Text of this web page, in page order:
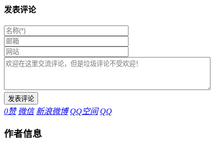
发表评论
0赞 微信 新浪微博 QQ空间 QQ
作者信息